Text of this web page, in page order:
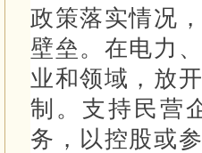
政策落实情况
壁垒。 在电力
业和领域，放
制。 支持民营
务，以控股或